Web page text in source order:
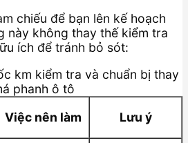
chiếu để bạn lên kế hoạch
này không thay thế kiểm tra
ích để tránh bỏ sót:
km kiểm tra và chuẩn bị thay
phanh ô tô
Việc nên làm Lưu ý